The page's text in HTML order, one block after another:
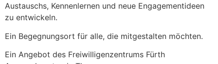
Austauschs, Kennenlernen und neue Engagementideen
zu entwickeln.
Ein Begegnungsort für alle, die mitgestalten möchten.
Ein Angebot des Freiwilligenzentrums Fürth